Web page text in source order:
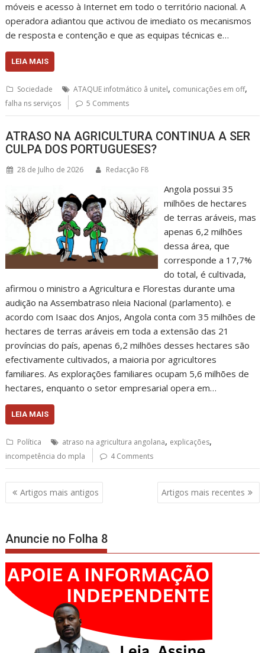
móveis e acesso à Internet em todo o território nacional. A
operadora adiantou que activou de imediato os mecanismos
de resposta e contenção e que as equipas técnicas e…
LEIA MAIS
Sociedade ATAQUE infotmático â unitel, comunicações em off,
falha ns serviços 5 Comments
ATRASO NA AGRICULTURA CONTINUA A SER
CULPA DOS PORTUGUESES?
28 de Julho de 2026 Redacção F8
Angola possui 35
milhões de hectares
de terras aráveis, mas
apenas 6,2 milhões
dessa área, que
corresponde a 17,7%
do total, é cultivada,
afirmou o ministro a Agricultura e Florestas durante uma
audição na Assembatraso nleia Nacional (parlamento). e
acordo com Isaac dos Anjos, Angola conta com 35 milhões de
hectares de terras aráveis em toda a extensão das 21
províncias do país, apenas 6,2 milhões desses hectares são
efectivamente cultivados, a maioria por agricultores
familiares. As explorações familiares ocupam 5,6 milhões de
hectares, enquanto o setor empresarial opera em…
LEIA MAIS
Política atraso na agricultura angolana, explicações,
incompetência do mpla 4 Comments
Navegação
de
Artigos mais antigos Artigos mais recentes
Anuncie no Folha 8